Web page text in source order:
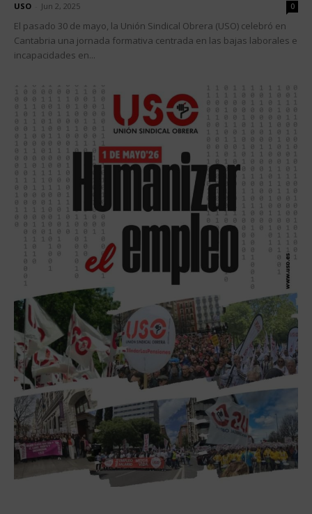
USO Jun 2, 2025 0
El pasado 30 de mayo, la Unión Sindical Obrera (USO) celebró en
Cantabria una jornada formativa centrada en las bajas laborales e
incapacidades en...